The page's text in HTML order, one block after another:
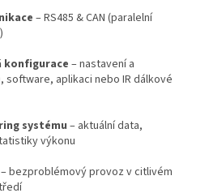
– RS485 & CAN (paralelní
konfigurace – nastavení a
software, aplikaci nebo IR dálkové
systému – aktuální data,
výkonu
– bezproblémový provoz v citlivém